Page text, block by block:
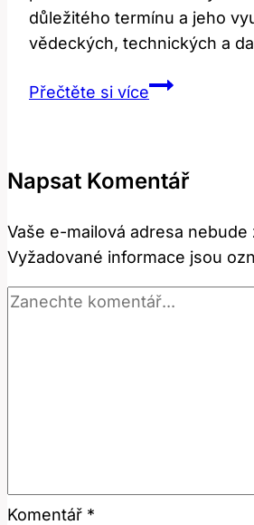
důležitého termínu a jeho
vědeckých, technických a
Přečtěte si víceIntercept:
Znamená?
Český
Překlad
Napsat Komentář
Vaše e-mailová adresa nebude
Vyžadované informace jsou
Komentář *